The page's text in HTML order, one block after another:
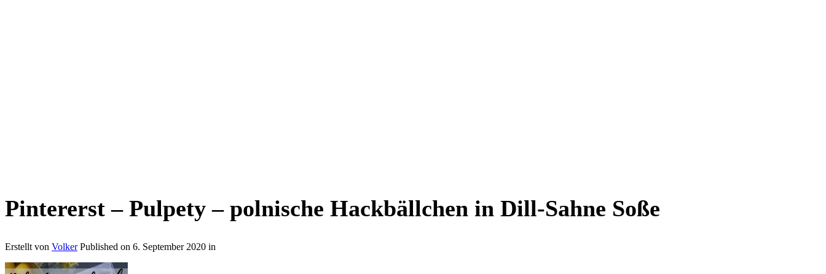
Pintererst – Pulpety – polnische Hackbällchen in Dill-Sahne Soße
Erstellt von Volker Published on 6. September 2020 in